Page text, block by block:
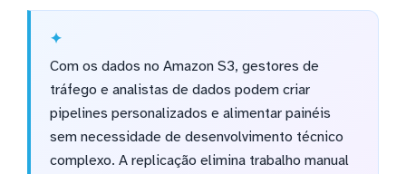
Com os dados no Amazon S3, gestores de
tráfego e analistas de dados podem criar
pipelines personalizados e alimentar painéis
sem necessidade de desenvolvimento técnico
complexo. A replicação elimina trabalho manual